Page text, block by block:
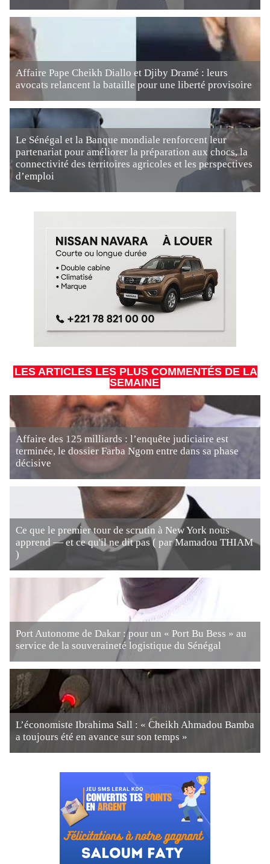
Affaire Pape Cheikh Diallo et Djiby Dramé : leurs
avocats relancent la bataille pour une liberté provisoire
Le Sénégal et la Banque mondiale renforcent leur
partenariat pour améliorer la préparation aux chocs, la
connectivité des territoires agricoles et les perspectives
d’emploi
LES ARTICLES LES PLUS COMMENTÉS DE LA
SEMAINE
Affaire des 125 milliards : l’enquête judiciaire est
terminée, le dossier Farba Ngom entre dans sa phase
décisive
Ce que le premier tour de scrutin à New York nous
apprend — et ce qu'il ne dit pas ( par Mamadou THIAM
)
Port Autonome de Dakar : pour un « Port Bu Bess » au
service de la souveraineté logistique du Sénégal
L’économiste Ibrahima Sall : « Cheikh Ahmadou Bamba
a toujours été en avance sur son temps »